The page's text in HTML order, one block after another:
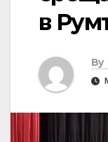
в
By